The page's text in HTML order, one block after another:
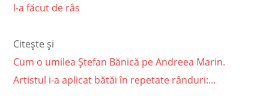
l-a făcut de râs
Citește și
Cum o umilea Ștefan Bănică pe Andreea Marin.
Artistul i-a aplicat bătăi în repetate rânduri:...